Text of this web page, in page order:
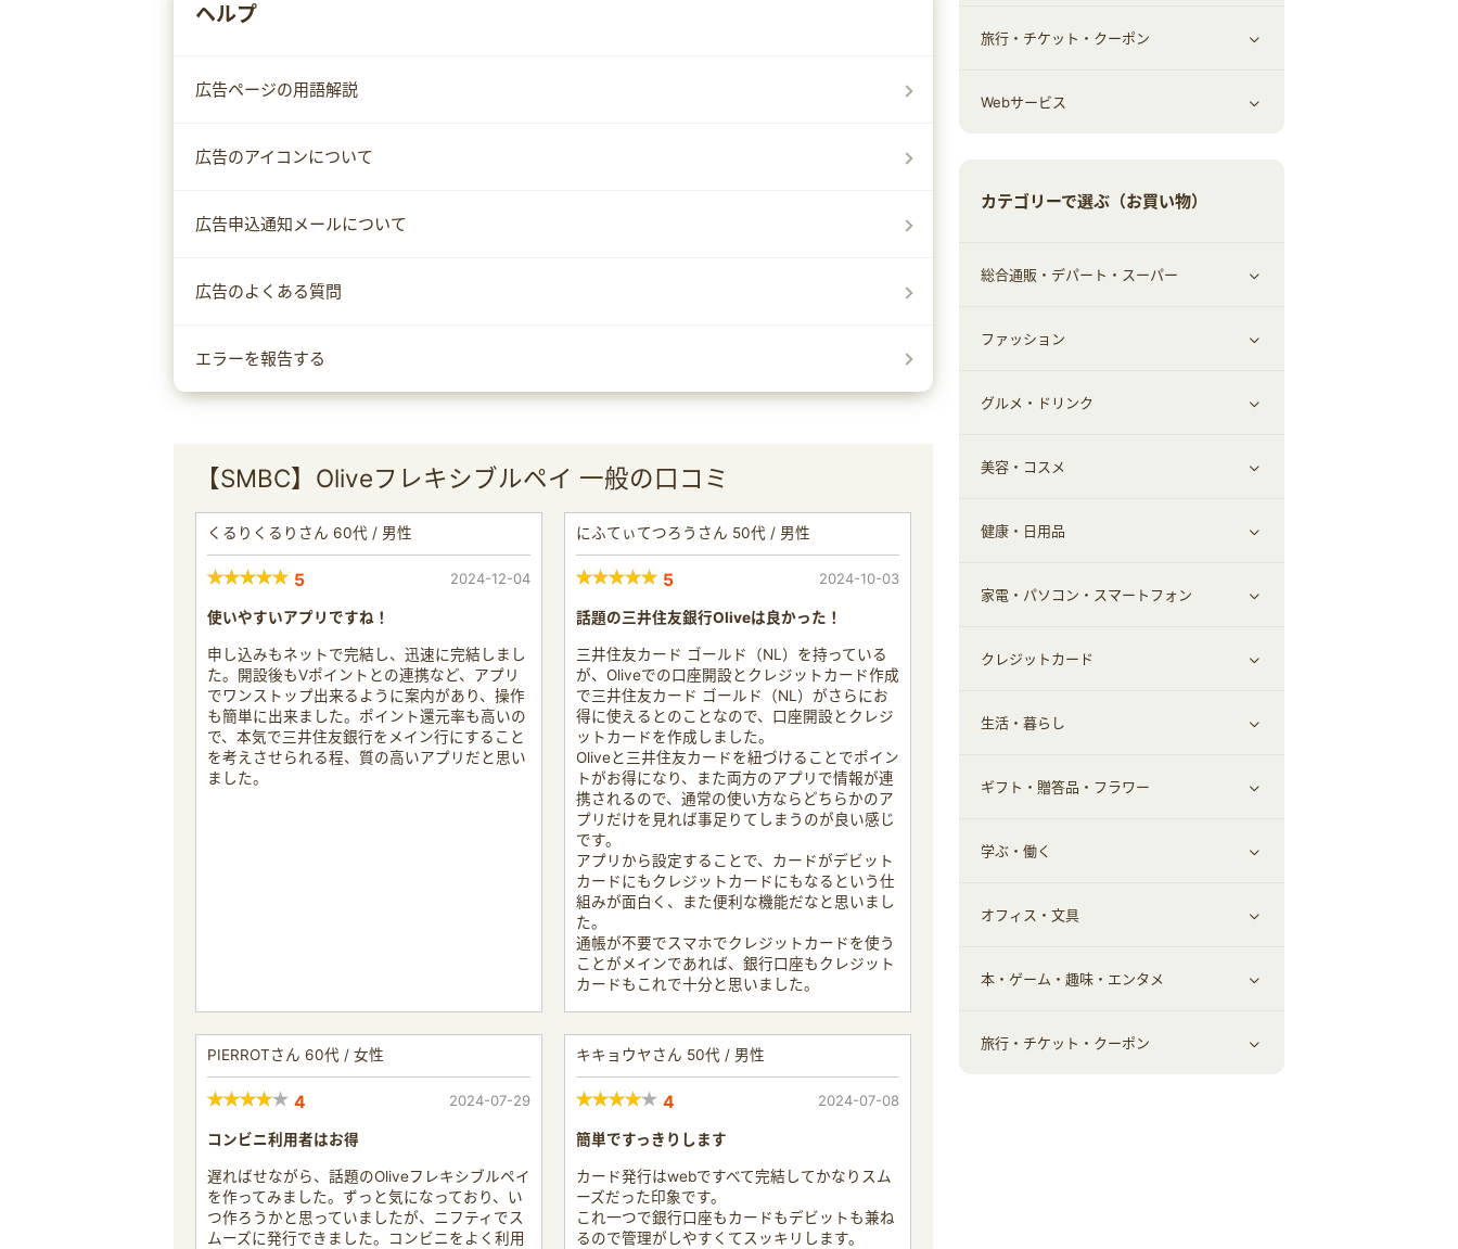
ヘルプ
広告ページの用語解説
広告のアイコンについて
広告申込通知メールについて
広告のよくある質問
エラーを報告する
【SMBC】Oliveフレキシブルペイ 一般の口コミ
くるりくるりさん 60代 / 男性
5 2024-12-04
使いやすいアプリですね！
申し込みもネットで完結し、迅速に完結しまし
た。開設後もVポイントとの連携など、アプリ
でワンストップ出来るように案内があり、操作
も簡単に出来ました。ポイント還元率も高いの
で、本気で三井住友銀行をメイン行にすること
を考えさせられる程、質の高いアプリだと思い
ました。
にふてぃてつろうさん 50代 / 男性
5 2024-10-03
話題の三井住友銀行Oliveは良かった！
三井住友カード ゴールド（NL）を持っている
が、Oliveでの口座開設とクレジットカード作成
で三井住友カード ゴールド（NL）がさらにお
得に使えるとのことなので、口座開設とクレジ
ットカードを作成しました。
Oliveと三井住友カードを紐づけることでポイン
トがお得になり、また両方のアプリで情報が連
携されるので、通常の使い方ならどちらかのア
プリだけを見れば事足りてしまうのが良い感じ
です。
アプリから設定することで、カードがデビット
カードにもクレジットカードにもなるという仕
組みが面白く、また便利な機能だなと思いまし
た。
通帳が不要でスマホでクレジットカードを使う
ことがメインであれば、銀行口座もクレジット
カードもこれで十分と思いました。
PIERROTさん 60代 / 女性
4 2024-07-29
コンビニ利用者はお得
遅ればせながら、話題のOliveフレキシブルペイ
を作ってみました。ずっと気になっており、い
つ作ろうかと思っていましたが、ニフティでス
ムーズに発行できました。コンビニをよく利用
キキョウヤさん 50代 / 男性
4 2024-07-08
簡単ですっきりします
カード発行はwebですべて完結してかなりスム
ーズだった印象です。
これ一つで銀行口座もカードもデビットも兼ね
るので管理がしやすくてスッキリします。
エコ・エネルギー
車情報・カーシェア・レンタル
仕事・転職
オフィス・文具
すべて見る
ゲーム・趣味
旅行・チケット・クーポン
すべて見る
Webサービス
カテゴリーで選ぶ（お買い物）
総合通販・デパート・スーパー
すべて見る
総合通販
デパート・スーパー
ファッション
すべて見る
ファッション
インナー・下着
靴・フットウェア
小物・かばん
スーツ・フォーマル
グルメ・ドリンク
すべて見る
グルメ
ドリンク
お酒
食材宅配
美容・コスメ
すべて見る
スキンケア
メイクアップ
ヘアケア
メンズ美容
美容・ダイエット用品
脱毛用品
美容食品
健康・日用品
すべて見る
健康食品｜青汁・飲料
健康食品｜乳酸菌・ケフィア
健康食品｜その他
スポーツ・フィットネス
日用品・薬局・からだ
家電・パソコン・スマートフォン
すべて見る
家電・パソコン・ソフトウェア
スマホ・携帯電話・SIM
クレジットカード
すべて見る
クレジットカード
生活・暮らし
すべて見る
車情報・カーシェア・レンタル
お役立ち
生活雑貨・家具インテリア
赤ちゃん・こども・マタニティ
ギフト・贈答品・フラワー
すべて見る
ギフト・贈答品
フラワー
学ぶ・働く
すべて見る
習い事・学習・学校
オフィス・文具
すべて見る
オフィス・文具
本・ゲーム・趣味・エンタメ
すべて見る
旅行・チケット・クーポン